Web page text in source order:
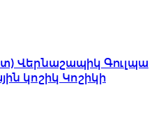
Վերնաշապիկ Գուլպա
կոշիկ Կոշիկի